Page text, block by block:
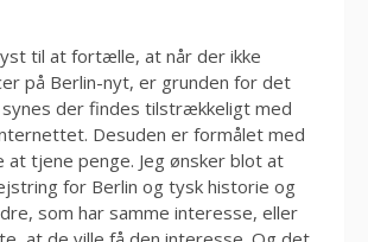
til at fortælle, at når der ikke
på Berlin-nyt, er grunden for det
der findes tilstrækkeligt med
Desuden er formålet med
at tjene penge. Jeg ønsker blot at
for Berlin og tysk historie og
som har samme interesse, eller